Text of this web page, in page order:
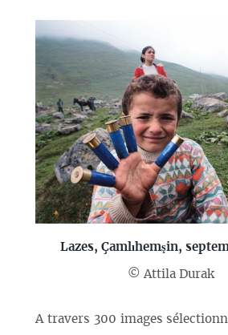
Lazes, Çamlıhemşin,
© Attila Durak
A travers 300 images